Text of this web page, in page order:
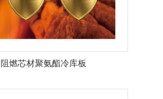
燃芯材聚氨酯冷库板